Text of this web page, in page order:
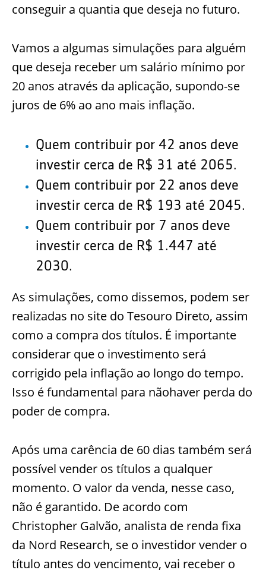
conseguir a quantia que deseja no futuro.
Vamos a algumas simulações para alguém
que deseja receber um salário mínimo por
20 anos através da aplicação, supondo-se
juros de 6% ao ano mais inflação.
Quem contribuir por 42 anos deve
investir cerca de R$ 31 até 2065.
Quem contribuir por 22 anos deve
investir cerca de R$ 193 até 2045.
Quem contribuir por 7 anos deve
investir cerca de R$ 1.447 até
2030.
As simulações, como dissemos, podem ser
realizadas no site do Tesouro Direto, assim
como a compra dos títulos. É importante
considerar que o investimento será
corrigido pela inflação ao longo do tempo.
Isso é fundamental para nãohaver perda do
poder de compra.
Após uma carência de 60 dias também será
possível vender os títulos a qualquer
momento. O valor da venda, nesse caso,
não é garantido. De acordo com
Christopher Galvão, analista de renda fixa
da Nord Research, se o investidor vender o
título antes do vencimento, vai receber o